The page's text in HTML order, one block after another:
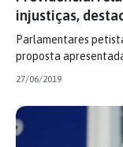
injustiças,
Parlamentares
proposta
27/06/2019